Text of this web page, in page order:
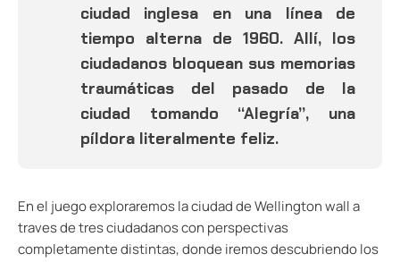
ciudad inglesa en una línea de
tiempo alterna de 1960. Allí, los
ciudadanos bloquean sus memorias
traumáticas del pasado de la
ciudad tomando “Alegría”, una
píldora literalmente feliz.
En el juego exploraremos la ciudad de Wellington wall a
traves de tres ciudadanos con perspectivas
completamente distintas, donde iremos descubriendo los